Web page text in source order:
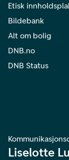
Etisk
Bildebank
Alt om bolig
DNB.no
DNB Status
Liselotte